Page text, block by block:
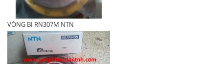
VÒNG BI RN307M NTN